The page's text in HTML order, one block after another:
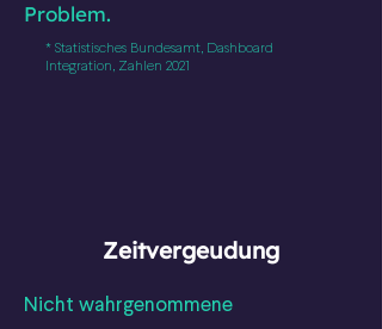
Problem.
* Statistisches Bundesamt, Dashboard
Integration, Zahlen 2021
Zeitvergeudung
Nicht wahrgenommene